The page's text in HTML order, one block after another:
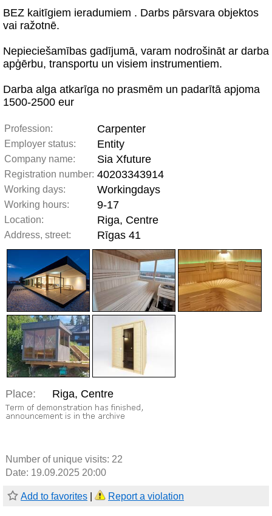
BEZ kaitīgiem ieradumiem . Darbs pārsvara objektos
vai ražotnē.
Nepieciešamības gadījumā, varam nodrošināt ar darba
apģērbu, transportu un visiem instrumentiem.
Darba alga atkarīga no prasmēm un padarītā apjoma
1500-2500 eur
Profession: Carpenter
Employer status: Entity
Company name: Sia Xfuture
Registration number: 40203343914
Working days: Workingdays
Working hours: 9-17
Location: Riga, Centre
Address, street: Rīgas 41
Place: Riga, Centre
Number of unique visits: 22
Date: 19.09.2025 20:00
Add to favorites Report a violation